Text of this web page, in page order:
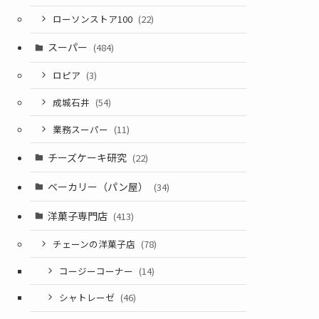
ローソンストア100 (22)
スーパー (484)
ロピア (3)
成城石井 (54)
業務スーパー (11)
チーズケーキ研究 (22)
ベーカリー（パン屋） (34)
洋菓子専門店 (413)
チェーンの洋菓子店 (78)
コージーコーナー (14)
シャトレーゼ (46)